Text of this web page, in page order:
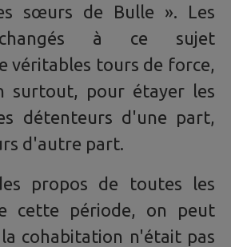
sœurs de Bulle ». Les
à ce sujet
véritables tours de force,
surtout, pour étayer les
détenteurs d'une part,
d'autre part.
propos de toutes les
cette période, on peut
cohabitation n'était pas